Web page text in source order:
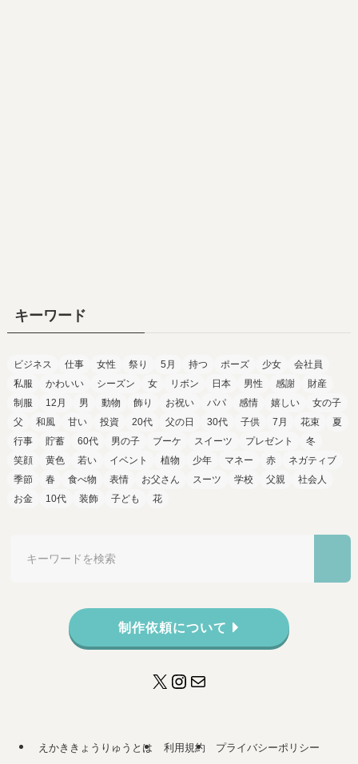
キーワード
ビジネス 仕事 女性 祭り 5月 持つ ポーズ 少女
会社員
私服
かわいい シーズン 女 リボン 日本 男性 感謝
財産
制服
12月 男 動物 飾り お祝い パパ 感情 嬉しい
女の子
父
和風 甘い 投資 20代 父の日 30代 子供 7月 花束
夏
行事
貯蓄 60代 男の子 ブーケ スイーツ プレゼント
冬
笑顔
黄色 若い イベント 植物 少年 マネー 赤
ネガティブ
季節
春 食べ物 表情 お父さん スーツ 学校 父親
社会人
お金
10代 装飾 子ども 花
制作依頼について
X Instagram
メール
えかききょうりゅうとは 利用規約
プライバシーポリシー